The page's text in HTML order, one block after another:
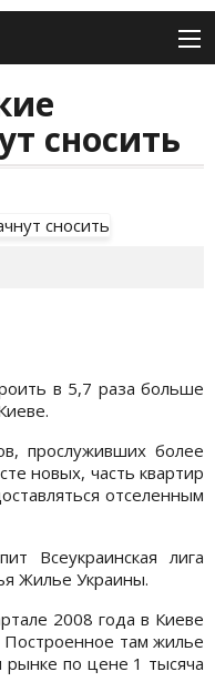
сносить
в 5,7 раза больше
прослуживших более
новых, часть квартир
отселенным
Всеукраинская лига
Жилье Украины.
2008 года в Киеве
там жилье
рынке по цене 1 тысяча